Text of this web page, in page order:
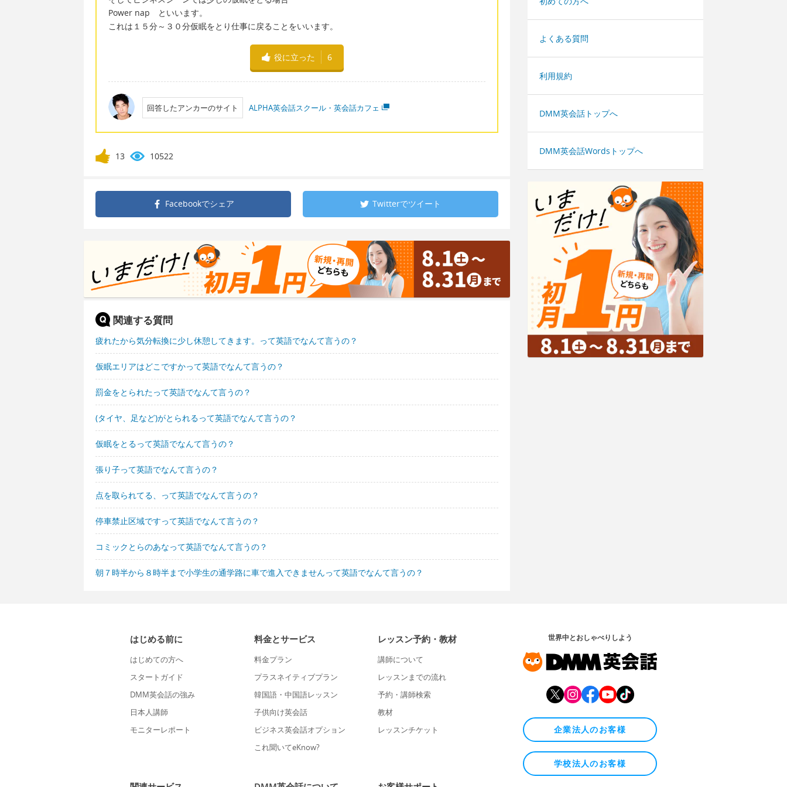
Power nap といいます。
これは１５分～３０分仮眠をとり仕事に戻ることをいいます。
役に立った 6
回答したアンカーのサイト ALPHA英会話スクール・英会話カフェ
13 10522
Facebookでシェア Twitterでツイート
関連する質問
疲れたから気分転換に少し休憩してきます。って英語でなんて言うの？
仮眠エリアはどこですかって英語でなんて言うの？
罰金をとられたって英語でなんて言うの？
(タイヤ、足など)がとられるって英語でなんて言うの？
仮眠をとるって英語でなんて言うの？
張り子って英語でなんて言うの？
点を取られてる、って英語でなんて言うの？
停車禁止区域ですって英語でなんて言うの？
コミックとらのあなって英語でなんて言うの？
朝７時半から８時半まで小学生の通学路に車で進入できませんって英語でなんて言うの？
よくある質問
利用規約
DMM英会話トップへ
DMM英会話Wordsトップへ
はじめる前に
はじめての方へ
スタートガイド
DMM英会話の強み
日本人講師
モニターレポート
料金とサービス
料金プラン
プラスネイティブプラン
韓国語・中国語レッスン
子供向け英会話
ビジネス英会話オプション
これ聞いてeKnow?
レッスン予約・教材
講師について
レッスンまでの流れ
予約・講師検索
教材
レッスンチケット
世界中とおしゃべりしよう
企業法人のお客様
学校法人のお客様